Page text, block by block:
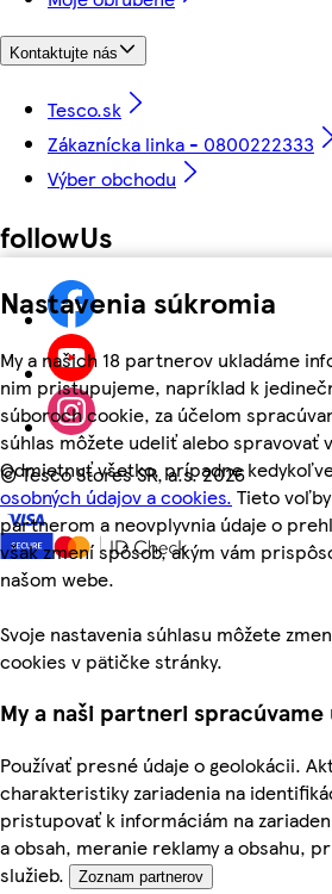
Nastavenia súkromia
My a našich 18 partnerov ukladáme
nim pristupujeme, napríklad k
súboroch cookie, za účelom
súhlas môžete udeliť alebo spravovať
Odmietnuť všetko, prípadne
osobných údajov a cookies. Tieto
partnerom a neovplyvnia údaje o
však zmení spôsob, akým vám
našom webe.
Svoje nastavenia súhlasu môžete
cookies v pätičke stránky.
My a naši partneri
Používať presné údaje o geolokácii.
charakteristiky zariadenia na
pristupovať k informáciám na
a obsah, meranie reklamy a obsahu,
služieb.
Zoznam partnerov
Kontaktujte nás
Tesco.sk
Zákaznícka linka - 0800222333
Výber obchodu
followUs
©Tesco Stores SR, a.s. 2026